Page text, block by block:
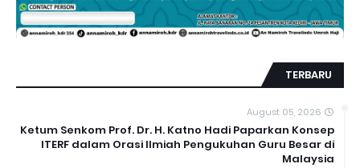
TERBARU
August 05, 2026
Ketum Senkom Prof. Dr. H. Katno Hadi Paparkan Konsep
ITERF dalam Orasi Ilmiah Pengukuhan Guru Besar di
Malaysia